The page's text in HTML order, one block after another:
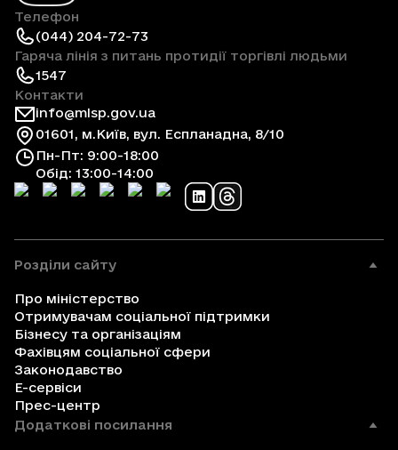
Телефон
(044) 204-72-73
Гаряча лінія з питань протидії торгівлі людьми
1547
Контакти
info@mlsp.gov.ua
01601, м.Київ, вул. Еспланадна, 8/10
Пн-Пт: 9:00-18:00
Обід: 13:00-14:00
Розділи сайту
Про міністерство
Отримувачам соціальної підтримки
Бізнесу та організаціям
Фахівцям соціальної сфери
Законодавство
Е-сервіси
Прес-центр
Додаткові посилання